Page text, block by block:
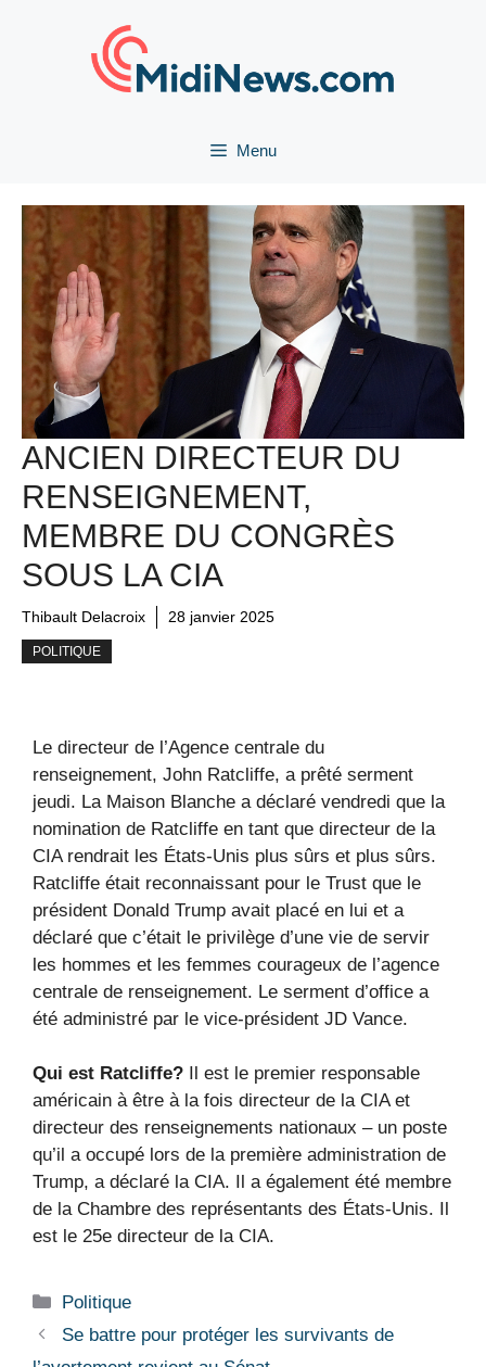
Menu
ANCIEN DIRECTEUR DU
RENSEIGNEMENT,
MEMBRE DU CONGRÈS
SOUS LA CIA
Thibault Delacroix 28 janvier 2025
POLITIQUE
Le directeur de l’Agence centrale du
renseignement, John Ratcliffe, a prêté serment
jeudi. La Maison Blanche a déclaré vendredi que la
nomination de Ratcliffe en tant que directeur de la
CIA rendrait les États-Unis plus sûrs et plus sûrs.
Ratcliffe était reconnaissant pour le Trust que le
président Donald Trump avait placé en lui et a
déclaré que c’était le privilège d’une vie de servir
les hommes et les femmes courageux de l’agence
centrale de renseignement. Le serment d’office a
été administré par le vice-président JD Vance.
Qui est Ratcliffe? Il est le premier responsable
américain à être à la fois directeur de la CIA et
directeur des renseignements nationaux – un poste
qu’il a occupé lors de la première administration de
Trump, a déclaré la CIA. Il a également été membre
de la Chambre des représentants des États-Unis. Il
est le 25e directeur de la CIA.
Catégories
Politique
Se battre pour protéger les survivants de